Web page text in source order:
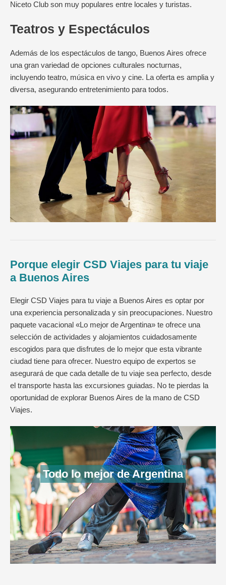
Niceto Club son muy populares entre locales y turistas.
Teatros y Espectáculos
Además de los espectáculos de tango, Buenos Aires ofrece
una gran variedad de opciones culturales nocturnas,
incluyendo teatro, música en vivo y cine. La oferta es amplia y
diversa, asegurando entretenimiento para todos.
Porque elegir CSD Viajes para tu viaje
a Buenos Aires
Elegir CSD Viajes para tu viaje a Buenos Aires es optar por
una experiencia personalizada y sin preocupaciones. Nuestro
paquete vacacional «Lo mejor de Argentina» te ofrece una
selección de actividades y alojamientos cuidadosamente
escogidos para que disfrutes de lo mejor que esta vibrante
ciudad tiene para ofrecer. Nuestro equipo de expertos se
asegurará de que cada detalle de tu viaje sea perfecto, desde
el transporte hasta las excursiones guiadas. No te pierdas la
oportunidad de explorar Buenos Aires de la mano de CSD
Viajes.
Todo lo mejor de Argentina